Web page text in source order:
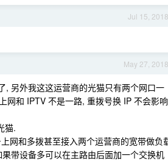
Jul 15, 2018
May 27, 2018
, 另外我这这运营商的光猫只有两个网口一
网和 IPTV 不是一路, 重拨号换 IP 不会影响
猫.
网和多拨甚至接入两个运营商的宽带做负
带设备多可以在主路由后面加一个交换机